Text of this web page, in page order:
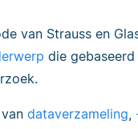
van Strauss en
die
van dataverzameling